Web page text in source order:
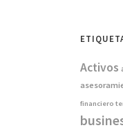
Activos
financiero